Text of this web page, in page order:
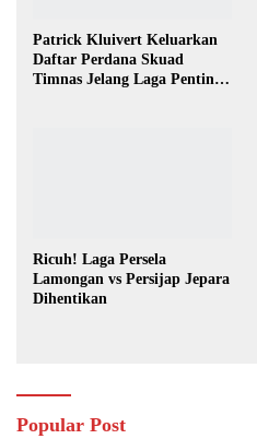
Patrick Kluivert Keluarkan
Daftar Perdana Skuad
Timnas Jelang Laga Penting
Ricuh! Laga Persela
Lamongan vs Persijap Jepara
Dihentikan
Popular Post